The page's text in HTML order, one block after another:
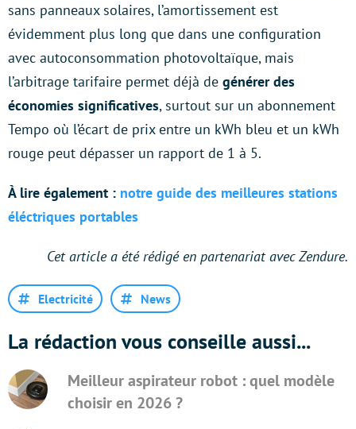
sans panneaux solaires, l’amortissement est
évidemment plus long que dans une configuration
avec autoconsommation photovoltaïque, mais
l’arbitrage tarifaire permet déjà de générer des
économies significatives, surtout sur un abonnement
Tempo où l’écart de prix entre un kWh bleu et un kWh
rouge peut dépasser un rapport de 1 à 5.
À lire également : notre guide des meilleures stations
éléctriques portables
Cet article a été rédigé en partenariat avec Zendure.
Electricité News
La rédaction vous conseille aussi...
Meilleur aspirateur robot : quel modèle
choisir en 2026 ?